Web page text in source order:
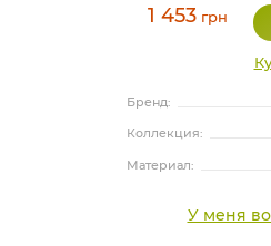
1 453 грн
Бренд:
Коллекция:
Материал:
У меня